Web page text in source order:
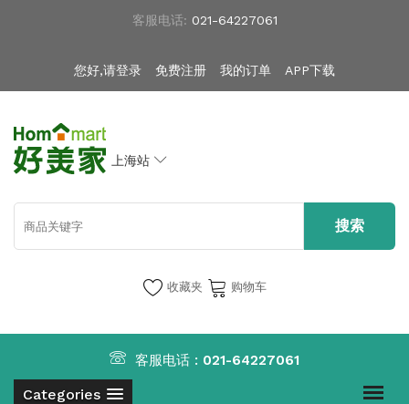
客服电话: 021-64227061
您好,请登录 免费注册 我的订单 APP下载
上海站
收藏夹 购物车
Categories
客服电话 : 021-64227061